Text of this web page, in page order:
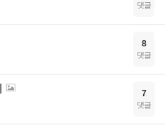
댓글
8
댓글
7
댓글